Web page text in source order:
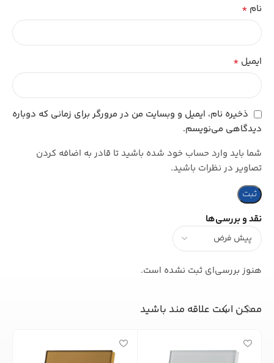
نقد و بررسی‌ها
هنوز بررسی‌ای ثبت نشده است.
نام *
ایمیل *
ذخیره نام، ایمیل و وبسایت من در مرورگر برای زمانی که دوباره
دیدگاهی می‌نویسم.
شما باید وارد حساب خود شده باشید تا قادر به اضافه کردن
تصاویر در نظرات باشید.
ممکن است علاقه مند باشید